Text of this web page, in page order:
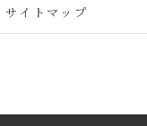
サイトマップ